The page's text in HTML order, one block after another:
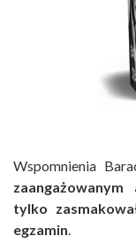
Wspomnienia
tylko
egzamin